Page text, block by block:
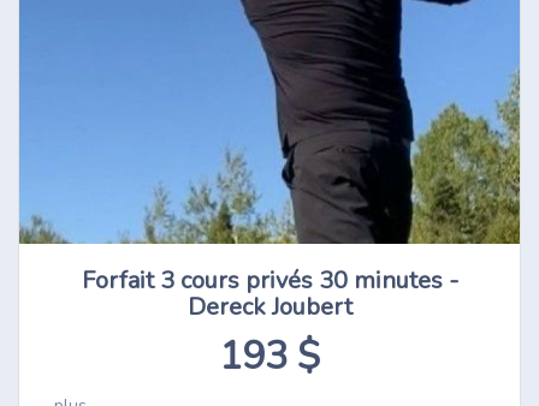
Forfait 3 cours privés 30 minutes -
Dereck Joubert
193 $